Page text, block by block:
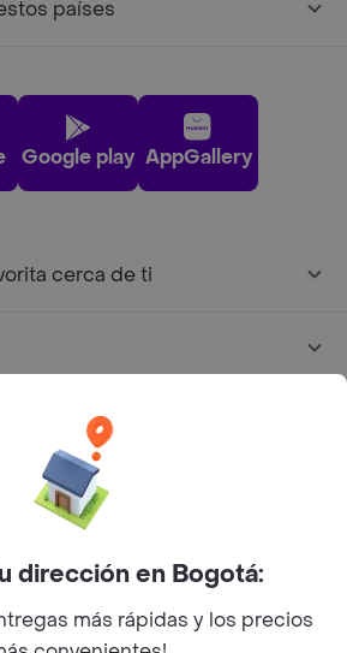
países
Google play AppGallery
cerca de ti
Facebook
Twitter
Instagram
Inc. All rights reserved.
dirección en Bogotá:
más rápidas y los precios